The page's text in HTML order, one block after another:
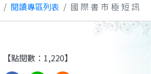
閱讀專區列表 國 際 書 市 極 短 訊
【點閱數：1,220】